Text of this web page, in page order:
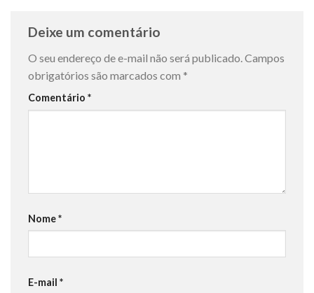
Deixe um comentário
O seu endereço de e-mail não será publicado.Campos
obrigatórios são marcados com *
Comentário *
Nome*
E-mail *